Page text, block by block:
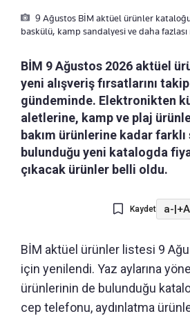
9 Ağustos BİM aktüel ürünler kataloğu
baskülü, kamp sandalyesi ve daha
BİM 9 Ağustos 2026 aktüel
yeni alışveriş fırsatlarını
gündeminde. Elektronikten
aletlerine, kamp ve plaj
bakım ürünlerine kadar
bulunduğu yeni katalogda
çıkacak ürünler belli oldu.
Kaydet a-|+A
BİM aktüel ürünler listesi 9
için yenilendi. Yaz aylarına
ürünlerinin de bulunduğu
cep telefonu, aydınlatma